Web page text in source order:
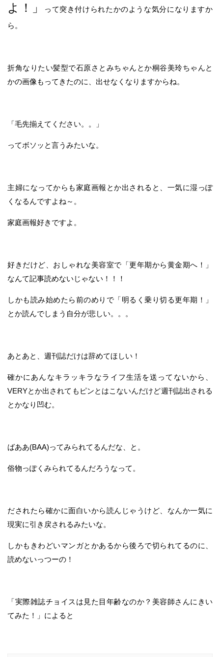
よ！」
って突き付けられたかのような気分になりますか
ら。
折角なりたい髪型で石原さとみちゃんとか桐谷美玲ちゃんと
かの画像もってきたのに、出せなくなりますからね。
「毛先揃えてください。。」
ってボソッと言うみたいな。
主婦になってからも家庭画報とか出されると、一気に湿っぽ
くなるんですよね～。
家庭画報好きですよ。
好きだけど、おしゃれな美容室で「更年期から黄金期へ！」
なんて記事読めないじゃない！！！
しかも読み始めたら前のめりで「明るく乗り切る更年期！」
とか読んでしまう自分が悲しい。。。
あとあと、週刊誌だけは辞めてほしい！
確かにあんなキラッキラなライフ生活を送ってないから、
VERYとか出されてもピンとはこないんだけど週刊誌出される
とかなり凹む。
ばああ(BAA)ってみられてるんだな、と。
俗物っぽくみられてるんだろうなって。
だされたら確かに面白いから読んじゃうけど、なんか一気に
現実に引き戻されるみたいな。
しかもきわどいマンガとかあるから後ろで切られてるのに、
読めないっつーの！
「実際雑誌チョイスは見た目年齢なのか？美容師さんにきい
てみた！」によると